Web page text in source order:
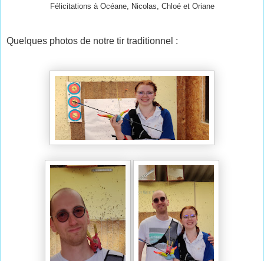
Félicitations à Océane, Nicolas, Chloé et Oriane
Quelques photos de notre tir traditionnel :